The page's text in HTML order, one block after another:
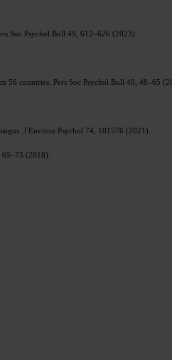
Soc Psychol Bull 49, 612–626 (2023).
56 countries. Pers Soc Psychol Bull 49, 48–65
J Environ Psychol 74, 101576 (2021).
(2018).